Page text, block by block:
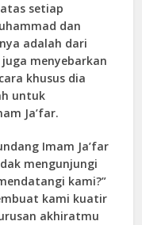
setiap
dan
adalah dari
menyebarkan
khusus dia
untuk
Ja’far.
Imam Ja’far
mengunjungi
kami?”
kami kuatir
akhiratmu